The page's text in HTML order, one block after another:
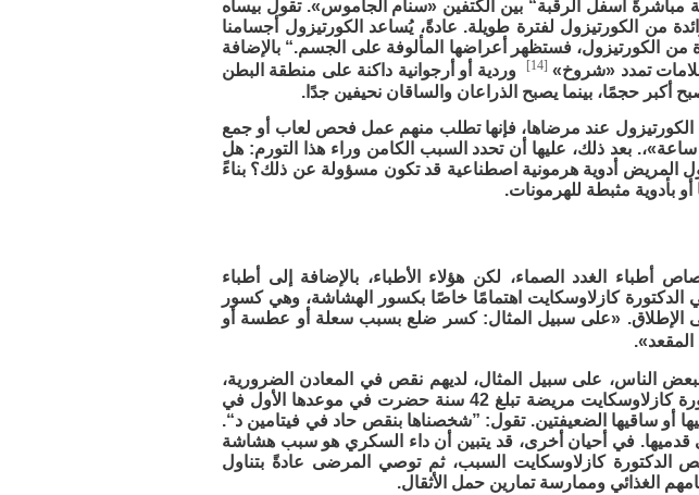
مباشرةً أسفل الرقبة“ بين الكتفين «سنام الجاموس». تقول بيساه
من الكورتيزول لفترة طويلة. عادةً، يُساعد الكورتيزول أجسامنا
من الكورتيزول، فستظهر أعراضها المألوفة على الجسم.“ بالإضافة
علامات تمدد «شروخ» [14]
وردية أو أرجوانية داكنة على منطقة البطن
أكبر حجمًا، بينما يصبح الذراعان والساقان نحيفين جدًا.
الكورتيزول عند مرضاها، فإنها تطلب منهم عمل فحص لعاب أو جمع
عينة بول على مدى فترة معينة «عادةً على مدى 24 ساعة»،. بعد ذلك، عليها أن تحدد السبب الكامن وراء هذا التورم: هل
المريض أدوية هرمونية اصطناعية قد تكون مسؤولة عن ذلك؟ بناءً
بأدوية مثبطة للهرمونات.
الغدد الصماء، لكن هؤلاء الأطباء، بالإضافة إلى أطباء
كازلاوسكايت اهتمامًا خاصًا بكسور الهشاشة، وهي كسور
«على سبيل المثال: كسر ضلع بسبب سعلة أو عطسة أو
الناس، على سبيل المثال، لديهم نقص في المعادن الضرورية،
مثل الكالسيوم والمغنيسيوم وفيتامين د. تتذكر الدكتورة كازلاوسكايت مريضة تبلغ 42 سنة حضرت في موعدها الأول في
أو ساقيها الضعيفتين. تقول: ”شخصناها بنقص حاد في فيتامين د“.
في أحيان أخرى، قد يتبين أن داء السكري هو سبب هشاشة
الدكتورة كازلاوسكايت السبب، ثم توصي المرضى عادةً بتناول
الغذائي وممارسة تمارين حمل الأثقال.